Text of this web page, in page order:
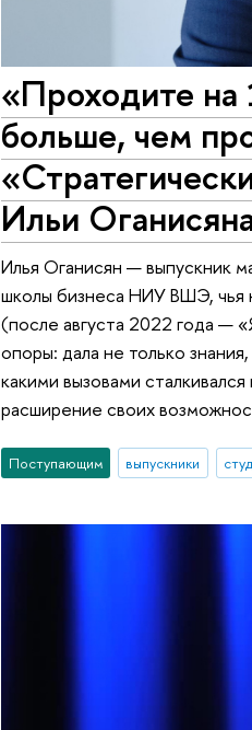
«Проходите на
больше, чем
Ильи
Илья Оганисян — выпускник
школы бизнеса НИУ ВШЭ, чья
(после августа 2022 года —
опоры: дала не только
какими вызовами
расширение своих
Поступающим выпускники